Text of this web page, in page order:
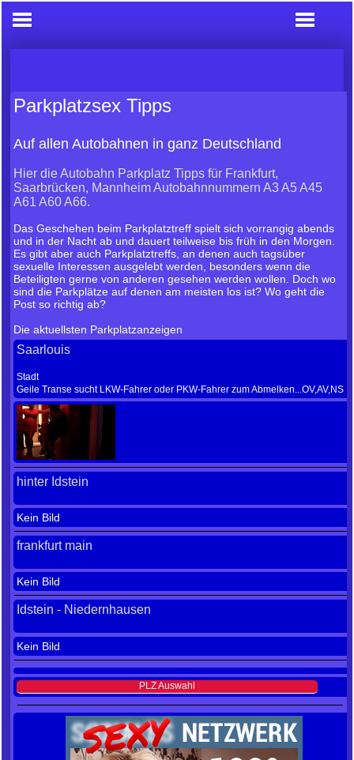
Parkplatzsex Tipps
Auf allen Autobahnen in ganz Deutschland
Hier die Autobahn Parkplatz Tipps für Frankfurt,
Saarbrücken, Mannheim Autobahnnummern A3 A5 A45
A61 A60 A66.
Das Geschehen beim Parkplatztreff spielt sich vorrangig abends
und in der Nacht ab und dauert teilweise bis früh in den Morgen.
Es gibt aber auch Parkplatztreffs, an denen auch tagsüber
sexuelle Interessen ausgelebt werden, besonders wenn die
Beteiligten gerne von anderen gesehen werden wollen. Doch wo
sind die Parkplätze auf denen am meisten los ist? Wo geht die
Post so richtig ab?
Die aktuellsten Parkplatzanzeigen
Saarlouis
Stadt
Geile Transe sucht LKW-Fahrer oder PKW-Fahrer zum Abmelken...OV,AV,NS
hinter Idstein
Kein Bild
frankfurt main
Kein Bild
Idstein - Niedernhausen
Kein Bild
PLZ Auswahl